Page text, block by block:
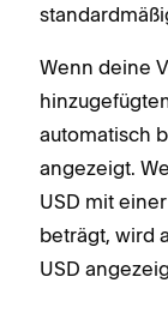
Wenn deine
automatisch
angezeigt.
USD mit
beträgt, wird
USD